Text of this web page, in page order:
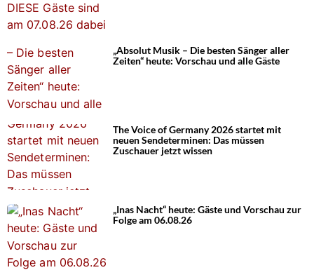
„Absolut Musik – Die besten Sänger aller
Zeiten“ heute: Vorschau und alle Gäste
The Voice of Germany 2026 startet mit
neuen Sendeterminen: Das müssen
Zuschauer jetzt wissen
„Inas Nacht“ heute: Gäste und Vorschau zur
Folge am 06.08.26